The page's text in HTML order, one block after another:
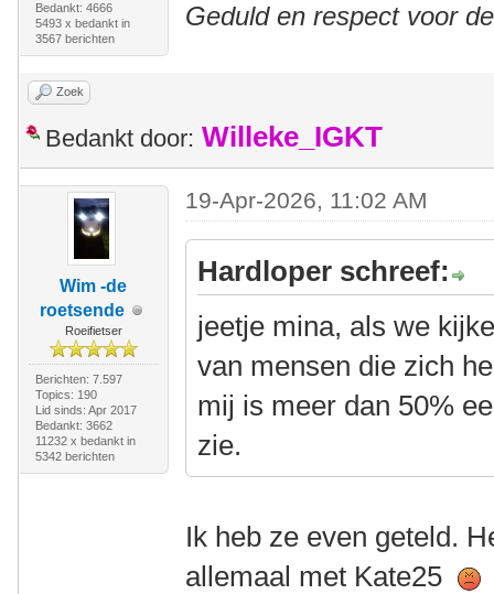
Bedankt: 4666
5493 x bedankt in
3567 berichten
Geduld en respect voor
Zoek
Bedankt door: Willeke_IGKT
Wim -de
roetsende
Roeifietser
Berichten: 7.597
Topics: 190
Lid sinds: Apr 2017
Bedankt: 3662
11232 x bedankt in
5342 berichten
19-Apr-2026, 11:02 AM
Hardloper schreef:
jeetje mina, als we
van mensen die zich
mij is meer dan 50%
zie.
Ik heb ze even geteld.
allemaal met Kate25